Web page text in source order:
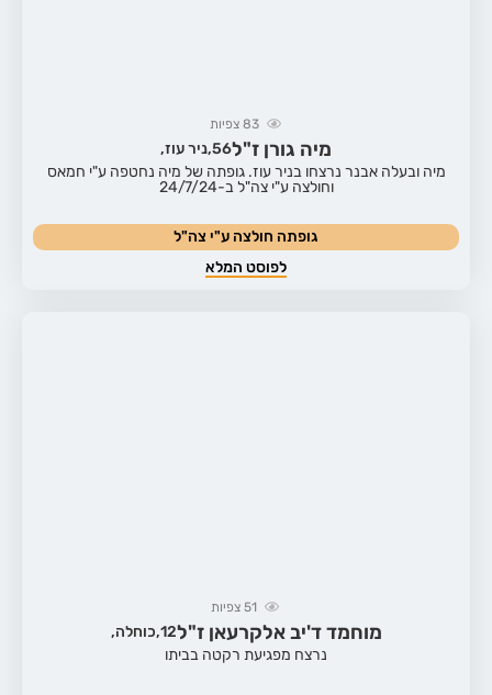
83 צפיות
מיה גורן ז"ל56, ניר עוז,
מיה ובעלה אבנר נרצחו בניר עוז. גופתה של מיה נחטפה ע"י חמאס
וחולצה ע"י צה"ל ב-24/7/24
גופתה חולצה ע"י צה"ל
לפוסט המלא
51צפיות
מוחמד ד'יב אלקרעאן ז"ל12, כוחלה,
נרצח מפגיעת רקטה בביתו